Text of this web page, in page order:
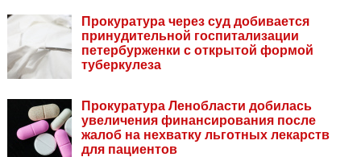
Прокуратура через суд добивается
принудительной госпитализации
петербурженки с открытой формой
туберкулеза
Прокуратура Ленобласти добилась
увеличения финансирования после
жалоб на нехватку льготных лекарств
для пациентов